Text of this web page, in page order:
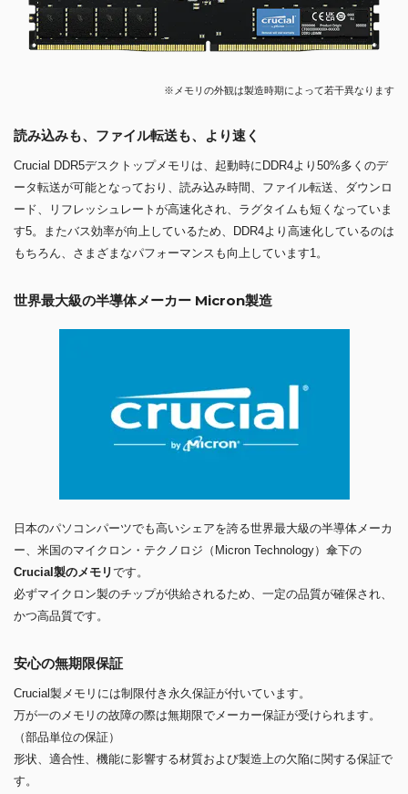
※メモリの外観は製造時期によって若干異なります
読み込みも、ファイル転送も、より速く
Crucial DDR5デスクトップメモリは、起動時にDDR4より50%多くのデ
ータ転送が可能となっており、読み込み時間、ファイル転送、ダウンロ
ード、リフレッシュレートが高速化され、ラグタイムも短くなっていま
す5。またバス効率が向上しているため、DDR4より高速化しているのは
もちろん、さまざまなパフォーマンスも向上しています1。
世界最大級の半導体メーカー Micron製造
日本のパソコンパーツでも高いシェアを誇る世界最大級の半導体メーカ
ー、米国のマイクロン・テクノロジ（Micron Technology）傘下の
Crucial製のメモリです。
必ずマイクロン製のチップが供給されるため、一定の品質が確保され、
かつ高品質です。
安心の無期限保証
Crucial製メモリには制限付き永久保証が付いています。
万が一のメモリの故障の際は無期限でメーカー保証が受けられます。
（部品単位の保証）
形状、適合性、機能に影響する材質および製造上の欠陥に関する保証で
す。